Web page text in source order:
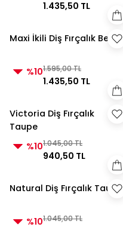
1.435,50 TL
Maxi İkili Diş Fırçalık Beyaz
%101.595,00 TL
1.435,50 TL
Victoria Diş Fırçalık
Taupe
%101.045,00 TL
940,50 TL
Natural Diş Fırçalık Taupe
%101.045,00 TL